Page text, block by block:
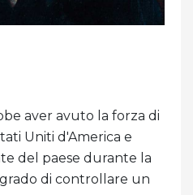
aver avuto la forza di
Uniti d'America e
del paese durante la
di controllare un